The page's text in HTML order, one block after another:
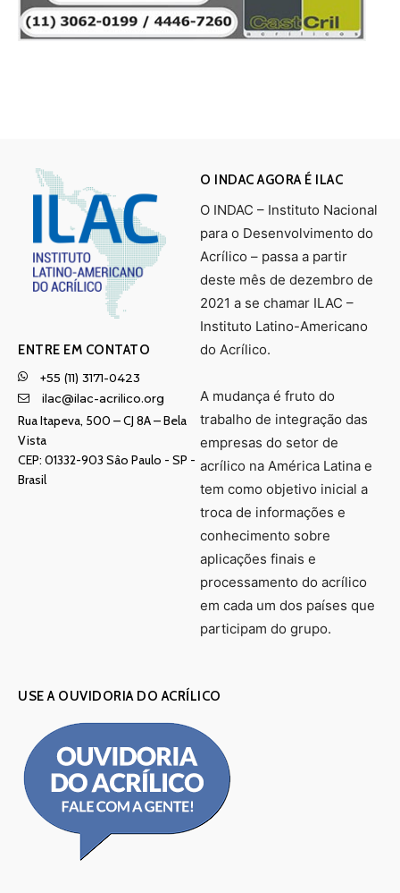
ENTRE EM CONTATO
+55 (11) 3171-0423
ilac@ilac-acrilico.org
Rua Itapeva, 500 – CJ 8A – Bela
Vista
CEP: 01332-903 Sâo Paulo - SP -
Brasil
O INDAC AGORA É ILAC
O INDAC – Instituto Nacional
para o Desenvolvimento do
Acrílico – passa a partir
deste mês de dezembro de
2021 a se chamar ILAC –
Instituto Latino-Americano
do Acrílico.
A mudança é fruto do
trabalho de integração das
empresas do setor de
acrílico na América Latina e
tem como objetivo inicial a
troca de informações e
conhecimento sobre
aplicações finais e
processamento do acrílico
em cada um dos países que
participam do grupo.
USE A OUVIDORIA DO ACRÍLICO